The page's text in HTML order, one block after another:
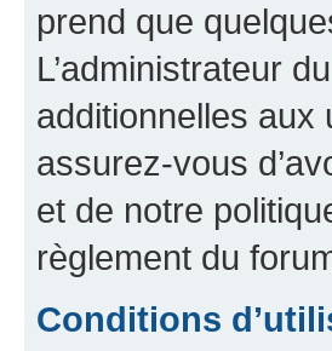
prend que
L’administrateur
additionnelles aux
assurez-vous
et de notre
règlement du
Conditions